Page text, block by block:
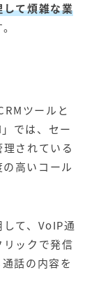
て煩雑な業
ツールと
では、セー
されている
高いコール
て、VoIP通
ックで発信
話の内容を